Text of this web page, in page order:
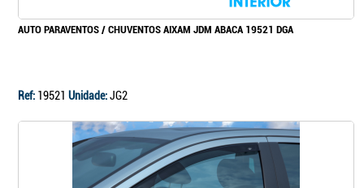
AUTO PARAVENTOS / CHUVENTOS AIXAM JDM ABACA 19521 DGA
Ref: 19521 Unidade:JG2